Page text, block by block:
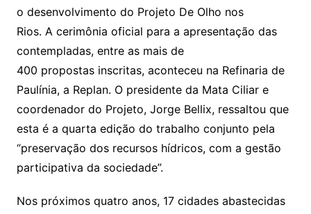
o desenvolvimento do Projeto De Olho nos
Rios. A cerimônia oficial para a apresentação das
contempladas, entre as mais de
400 propostas inscritas, aconteceu na Refinaria de
Paulínia, a Replan. O presidente da Mata Ciliar e
coordenador do Projeto, Jorge Bellix, ressaltou que
esta é a quarta edição do trabalho conjunto pela
“preservação dos recursos hídricos, com a gestão
participativa da sociedade”.
Nos próximos quatro anos, 17 cidades abastecidas